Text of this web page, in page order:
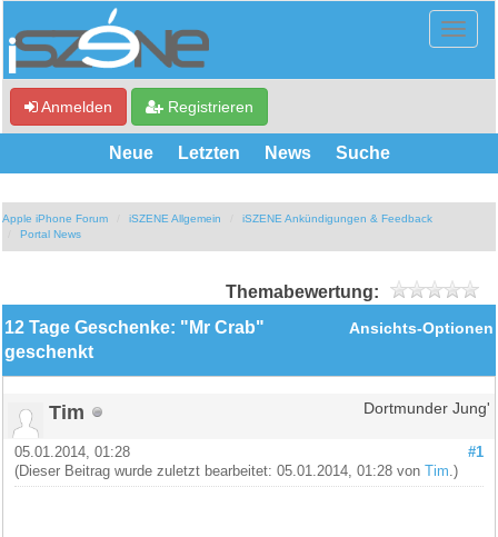
Anmelden Registrieren
Neue Letzten News Suche
Apple iPhone Forum iSZENE Allgemein
iSZENE Ankündigungen & Feedback
Portal News
Themabewertung:
Ansichts-Optionen
12 Tage Geschenke: "Mr Crab"
geschenkt
Tim Dortmunder Jung'
#1
05.01.2014, 01:28
(Dieser Beitrag wurde zuletzt bearbeitet: 05.01.2014, 01:28 vonTim .)